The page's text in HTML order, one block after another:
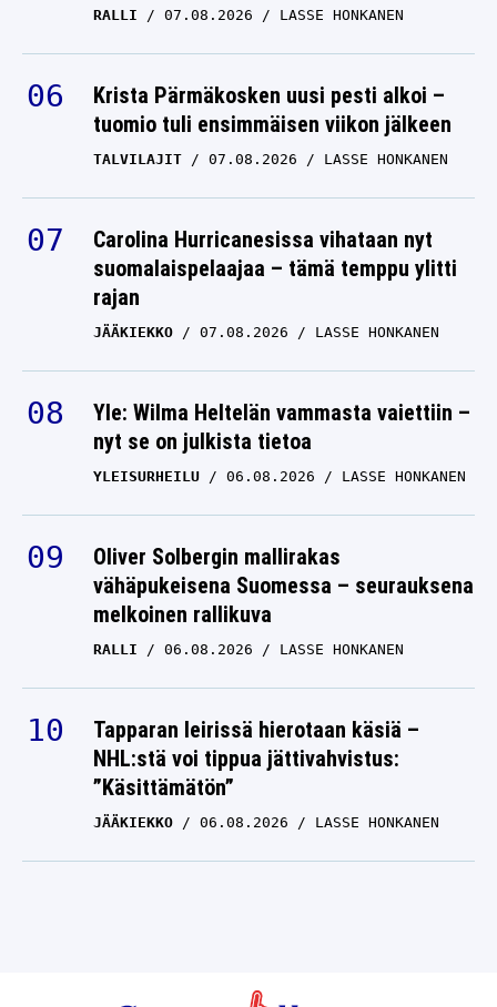
RALLI 07.08.2026 LASSE HONKANEN
Krista Pärmäkosken uusi pesti alkoi –
tuomio tuli ensimmäisen viikon jälkeen
TALVILAJIT 07.08.2026 LASSE HONKANEN
Carolina Hurricanesissa vihataan nyt
suomalaispelaajaa – tämä temppu ylitti
rajan
JÄÄKIEKKO 07.08.2026 LASSE HONKANEN
Yle: Wilma Heltelän vammasta vaiettiin –
nyt se on julkista tietoa
YLEISURHEILU 06.08.2026 LASSE HONKANEN
Oliver Solbergin mallirakas
vähäpukeisena Suomessa – seurauksena
melkoinen rallikuva
RALLI 06.08.2026 LASSE HONKANEN
Tapparan leirissä hierotaan käsiä –
NHL:stä voi tippua jättivahvistus:
”Käsittämätön”
JÄÄKIEKKO 06.08.2026 LASSE HONKANEN